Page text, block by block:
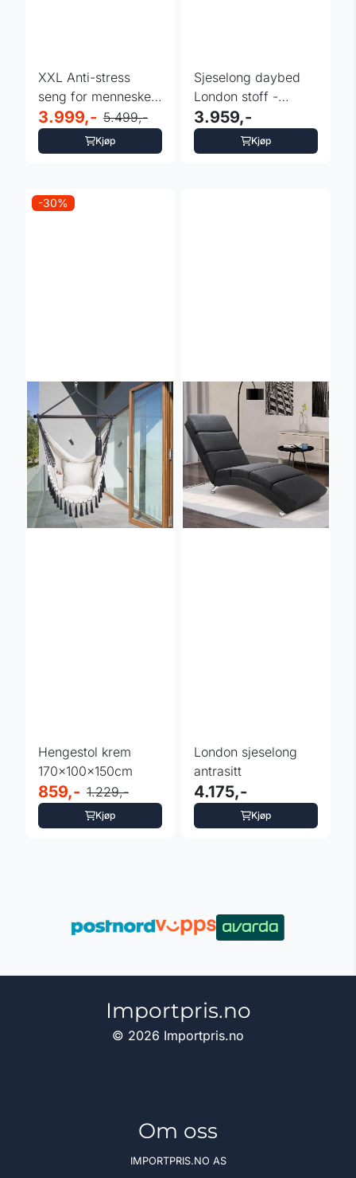
XXL Anti-stress
seng for mennesker
og dyr - beige
3.999,- 5.499,-
Kjøp
Sjeselong daybed
London stoff -
sandfarget
3.959,-
Kjøp
-30%
Hengestol krem
170x100x150cm
859,- 1.229,-
Kjøp
London sjeselong
antrasitt
4.175,-
Kjøp
Importpris.no
© 2026 Importpris.no
Om oss
IMPORTPRIS.NO AS